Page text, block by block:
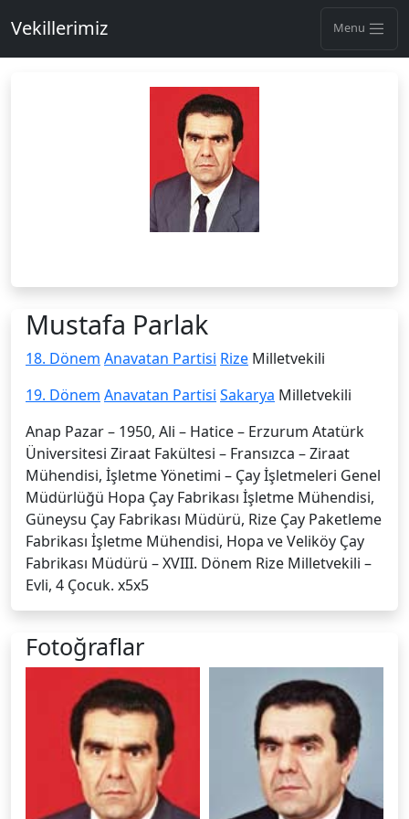
Vekillerimiz Menu
Mustafa Parlak
18. Dönem Anavatan Partisi Rize Milletvekili
19. Dönem Anavatan Partisi Sakarya Milletvekili
Anap Pazar – 1950, Ali – Hatice – Erzurum Atatürk
Üniversitesi Ziraat Fakültesi – Fransızca – Ziraat
Mühendisi, İşletme Yönetimi – Çay İşletmeleri Genel
Müdürlüğü Hopa Çay Fabrikası İşletme Mühendisi,
Güneysu Çay Fabrikası Müdürü, Rize Çay Paketleme
Fabrikası İşletme Mühendisi, Hopa ve Veliköy Çay
Fabrikası Müdürü – XVIII. Dönem Rize Milletvekili –
Evli, 4 Çocuk. x5x5
Fotoğraflar